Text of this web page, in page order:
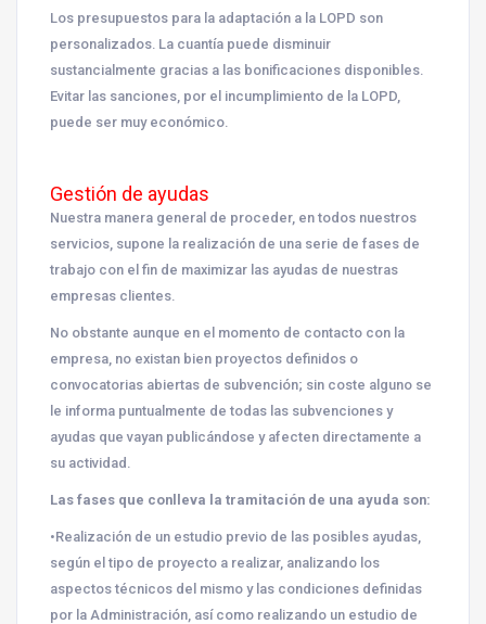
Los presupuestos para la adaptación a la LOPD son
personalizados. La cuantía puede disminuir
sustancialmente gracias a las bonificaciones disponibles.
Evitar las sanciones, por el incumplimiento de la LOPD,
puede ser muy económico.
Gestión de ayudas
Nuestra manera general de proceder, en todos nuestros
servicios, supone la realización de una serie de fases de
trabajo con el fin de maximizar las ayudas de nuestras
empresas clientes.
No obstante aunque en el momento de contacto con la
empresa, no existan bien proyectos definidos o
convocatorias abiertas de subvención; sin coste alguno se
le informa puntualmente de todas las subvenciones y
ayudas que vayan publicándose y afecten directamente a
su actividad.
Las fases que conlleva la tramitación de una ayuda son:
•Realización de un estudio previo de las posibles ayudas,
según el tipo de proyecto a realizar, analizando los
aspectos técnicos del mismo y las condiciones definidas
por la Administración, así como realizando un estudio de